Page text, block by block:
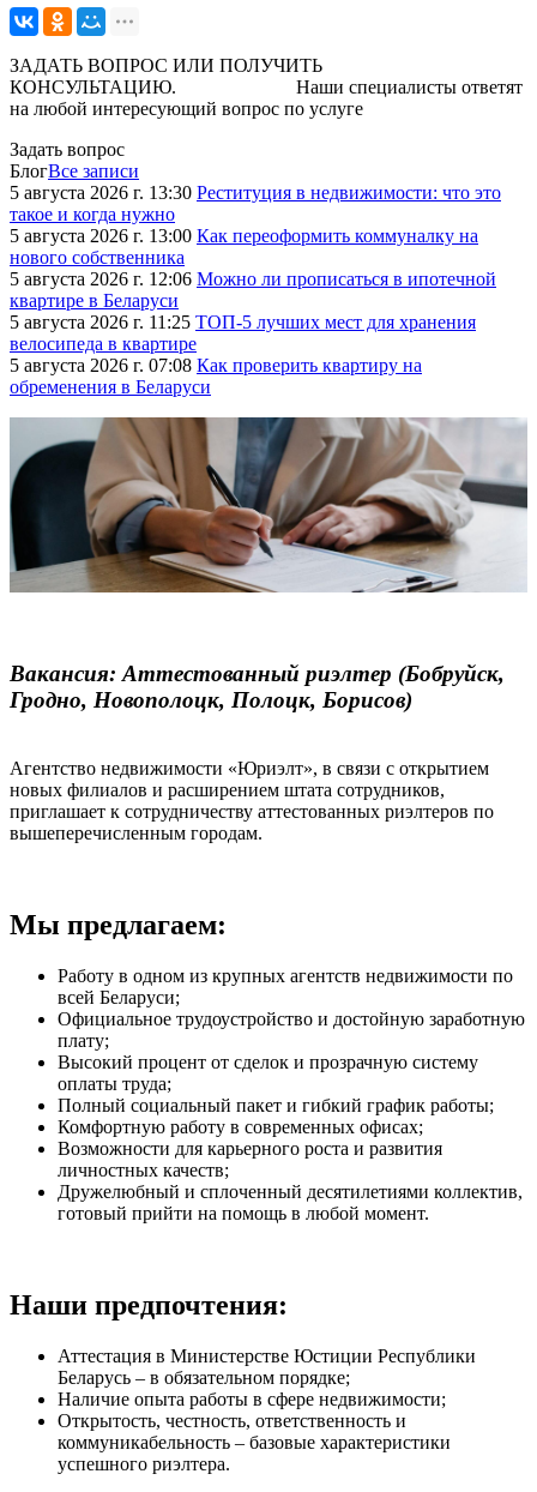
ЗАДАТЬ ВОПРОС ИЛИ ПОЛУЧИТЬ
КОНСУЛЬТАЦИЮ. Наши специалисты ответят
на любой интересующий вопрос по услуге
Задать вопрос
БлогВсе записи
5 августа 2026 г. 13:30 Реституция в недвижимости: что это
такое и когда нужно
5 августа 2026 г. 13:00 Как переоформить коммуналку на
нового собственника
5 августа 2026 г. 12:06 Можно ли прописаться в ипотечной
квартире в Беларуси
5 августа 2026 г. 11:25 ТОП-5 лучших мест для хранения
велосипеда в квартире
5 августа 2026 г. 07:08 Как проверить квартиру на
обременения в Беларуси
Вакансия: Аттестованный риэлтер (Бобруйск,
Гродно, Новополоцк, Полоцк, Борисов)
Агентство недвижимости «Юриэлт», в связи с открытием
новых филиалов и расширением штата сотрудников,
приглашает к сотрудничеству аттестованных риэлтеров по
вышеперечисленным городам.
Мы предлагаем:
Работу в одном из крупных агентств недвижимости по
всей Беларуси;
Официальное трудоустройство и достойную заработную
плату;
Высокий процент от сделок и прозрачную систему
оплаты труда;
Полный социальный пакет и гибкий график работы;
Комфортную работу в современных офисах;
Возможности для карьерного роста и развития
личностных качеств;
Дружелюбный и сплоченный десятилетиями коллектив,
готовый прийти на помощь в любой момент.
Наши предпочтения:
Аттестация в Министерстве Юстиции Республики
Беларусь – в обязательном порядке;
Наличие опыта работы в сфере недвижимости;
Открытость, честность, ответственность и
коммуникабельность – базовые характеристики
успешного риэлтера.